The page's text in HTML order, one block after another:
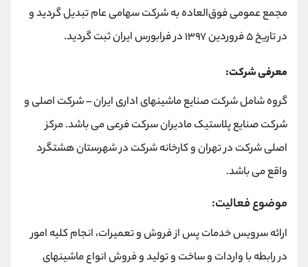
مجمع عمومی فوق‌العاده به شرکت سهامی عام تبدیل گردید و
در تاریخ ۵ فروردین ۱۳۹۷ در فرابورس ایران ثبت گردید.
معرفی شرکت:
گروه شامل شرکت صنایع ماشینهای اداری ایران – شرکت اصلی و
شرکت صنایع پلاستیک مادیران سرکت فرعی می باشد. مرکز
اصلی شرکت در تهران و کارخانه شرکت در شهرستان هشتگرد
واقع می باشد.
موضوع فعالیت:
ارائه سرویس خدمات پس از فروش و تعمیرات، انجام کلیه امور
در رابطه با واردات و ساخت و تولید و فروش انواع ماشینهای